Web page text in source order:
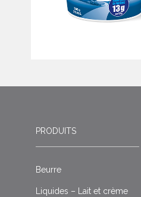
PRODUITS
Beurre
Liquides – Lait et crème